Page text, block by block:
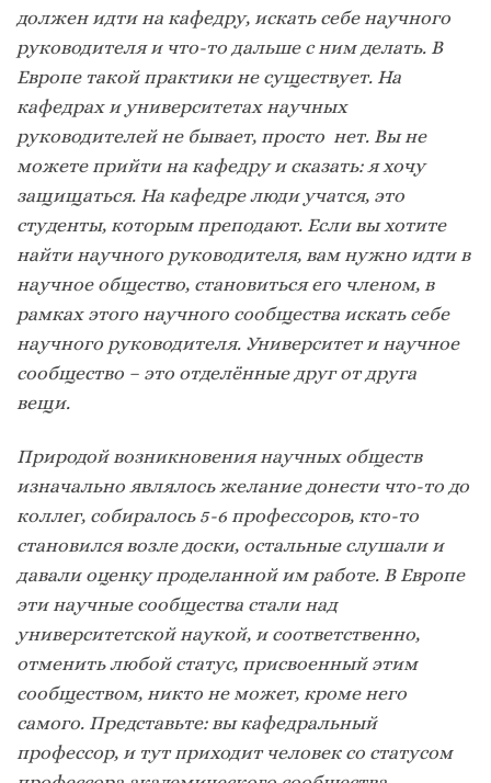
должен идти на кафедру, искать себе научного
руководителя и что-то дальше с ним делать. В
Европе такой практики не существует. На
кафедрах и университетах научных
руководителей не бывает, просто нет. Вы не
можете прийти на кафедру и сказать: я хочу
защищаться. На кафедре люди учатся, это
студенты, которым преподают. Если вы хотите
найти научного руководителя, вам нужно идти в
научное общество, становиться его членом, в
рамках этого научного сообщества искать себе
научного руководителя. Университет и научное
сообщество – это отделённые друг от друга
вещи.
Природой возникновения научных обществ
изначально являлось желание донести что-то до
коллег, собиралось 5-6 профессоров, кто-то
становился возле доски, остальные слушали и
давали оценку проделанной им работе. В Европе
эти научные сообщества стали над
университетской наукой, и соответственно,
отменить любой статус, присвоенный этим
сообществом, никто не может, кроме него
самого. Представьте: вы кафедральный
профессор, и тут приходит человек со статусом